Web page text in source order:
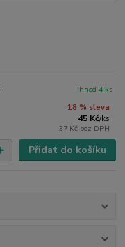
18 % sleva
45 Kč/ks
37 Kč bez DPH
ihned 4 ks
Přidat do košíku